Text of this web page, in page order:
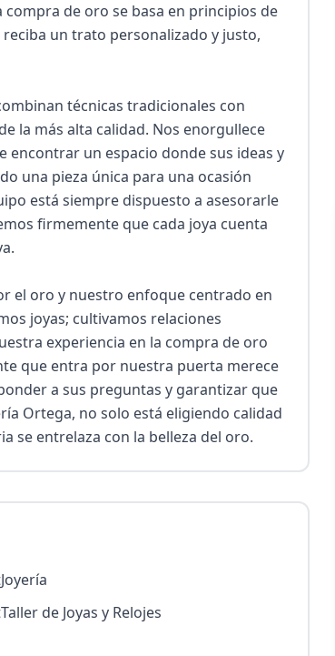
de oro se basa en principios de
un trato personalizado y justo,
técnicas tradicionales con
la más alta calidad. Nos enorgullece
encontrar un espacio donde sus ideas y
una pieza única para una ocasión
está siempre dispuesto a asesorarle
firmemente que cada joya cuenta
el oro y nuestro enfoque centrado en
joyas; cultivamos relaciones
experiencia en la compra de oro
que entra por nuestra puerta merece
a sus preguntas y garantizar que
Ortega, no solo está eligiendo calidad
se entrelaza con la belleza del oro.
de Joyas y Relojes